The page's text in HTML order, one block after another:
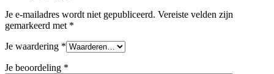
Je e-mailadres wordt niet gepubliceerd. Vereiste velden zijn
gemarkeerd met *
Je waardering *
Je beoordeling *